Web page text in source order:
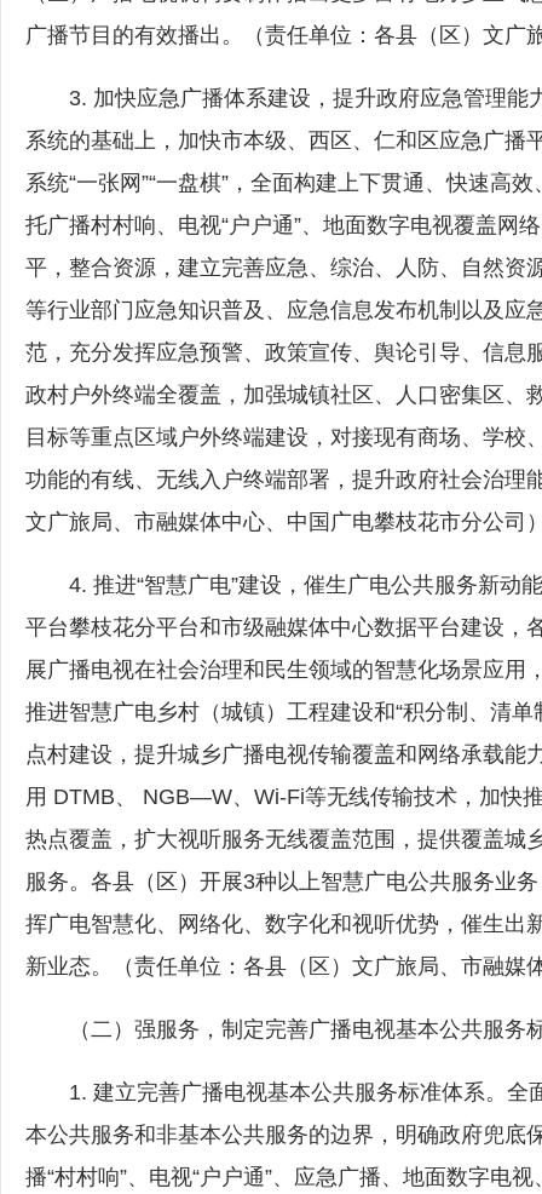
广播节目的有效播出。（责任单位：各县（区）文广
3. 加快应急广播体系建设，提升政府应急管理能
系统的基础上，加快市本级、西区、仁和区应急广
系统“一张网”“一盘棋”，全面构建上下贯通、快速高
托广播村村响、电视“户户通”、地面数字电视覆盖网
平，整合资源，建立完善应急、综治、人防、自然资
等行业部门应急知识普及、应急信息发布机制以及应
范，充分发挥应急预警、政策宣传、舆论引导、信息
政村户外终端全覆盖，加强城镇社区、人口密集区、
目标等重点区域户外终端建设，对接现有商场、学
功能的有线、无线入户终端部署，提升政府社会治理
文广旅局、市融媒体中心、中国广电攀枝花市分公司
4. 推进“智慧广电”建设，催生广电公共服务新动
平台攀枝花分平台和市级融媒体中心数据平台建设，
展广播电视在社会治理和民生领域的智慧化场景应
推进智慧广电乡村（城镇）工程建设和“积分制、清
点村建设，提升城乡广播电视传输覆盖和网络承载
用 DTMB、 NGB—W、 Wi-Fi等无线传输技术，加快
热点覆盖，扩大视听服务无线覆盖范围，提供覆盖城
服务。各县（区）开展3种以上智慧广电公共服务业
挥广电智慧化、网络化、数字化和视听优势，催生出
新业态。（责任单位：各县（区）文广旅局、市融媒
（二）强服务，制定完善广播电视基本公共服务
1. 建立完善广播电视基本公共服务标准体系。全
本公共服务和非基本公共服务的边界，明确政府兜底
播“村村响”、电视“户户通”、应急广播、地面数字电